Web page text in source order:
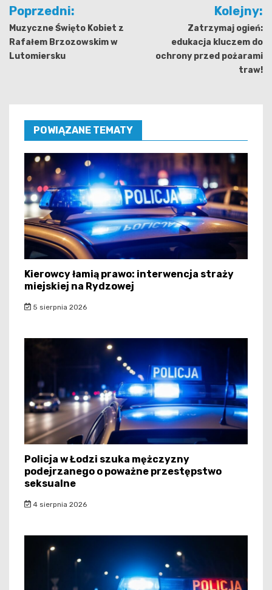
wpisu
Poprzedni:
Muzyczne Święto Kobiet z
Rafałem Brzozowskim w
Lutomiersku
Kolejny:
Zatrzymaj ogień:
edukacja kluczem do
ochrony przed pożarami
traw!
POWIĄZANE TEMATY
Kierowcy łamią prawo: interwencja straży
miejskiej na Rydzowej
5 sierpnia 2026
Policja w Łodzi szuka mężczyzny
podejrzanego o poważne przestępstwo
seksualne
4 sierpnia 2026